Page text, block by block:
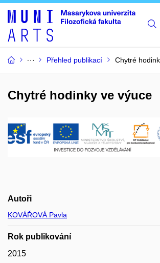
Přehled publikací Chytré
Chytré hodinky ve výuce
Autoři
KOVÁŘOVÁ Pavla
Rok publikování
2015